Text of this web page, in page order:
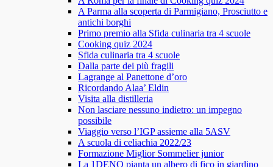
A Parma alla scoperta di Parmigiano, Prosciutto e
antichi borghi
Primo premio alla Sfida culinaria tra 4 scuole
Cooking quiz 2024
Sfida culinaria tra 4 scuole
Dalla parte dei più fragili
Lagrange al Panettone d’oro
Ricordando Alaa’ Eldin
Visita alla distilleria
Non lasciare nessuno indietro: un impegno
possibile
Viaggio verso l’IGP assieme alla 5ASV
A scuola di celiachia 2022/23
Formazione Miglior Sommelier junior
La 1DENO pianta un albero di fico in giardino